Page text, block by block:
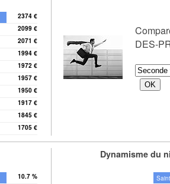
2374 €
2099 €
2071 €
1994 €
1972 €
1957 €
1950 €
1917 €
1845 €
1705 €
DES-
10.7 %
Dynamisme du